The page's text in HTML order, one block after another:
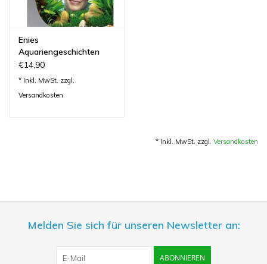
Do!aqua
ADA Amano
Produktvideos
Enies
Aquariengeschichten
€14,90
* Inkl. MwSt. zzgl.
Versandkosten
* Inkl. MwSt. zzgl. Versandkosten
Melden Sie sich für unseren Newsletter an:
ABONNIEREN